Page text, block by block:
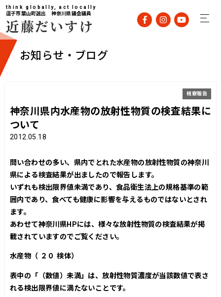
think globally, act locally
逗子市葉山町選出 神奈川県議会議員
近藤だいすけ
お知らせ・ブログ
神奈川県内水産物の放射性物質の検査結果に
ついて
2012.05.18
視察報告
問い合わせの多い、県内でとれた水産物の放射性物質の神奈川
県による検査結果が出ましたので報告します。
いずれも検出限界値未満であり、食品衛生法上の規格基準の範
囲内であり、食べても健康に影響を与えるものではないとされ
ます。
あわせて神奈川県HPには、様々な放射性物質の検査結果が掲
載されていますのでご覧ください。
水産物（ ２０ 検体）
表中の「（数値）未満」は、放射性物質濃度が当該数値で表さ
れる検出限界値に満たないことです。